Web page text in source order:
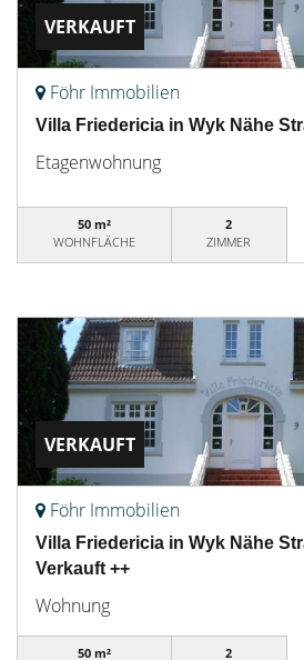
VERKAUFT
Föhr Immobilien
Villa Friedericia in Wyk Nähe
Etagenwohnung
50 m²
WOHNFLÄCHE
2
ZIMMER
VERKAUFT
Föhr Immobilien
Villa Friedericia in Wyk Nähe
Verkauft ++
Wohnung
50 m²
2